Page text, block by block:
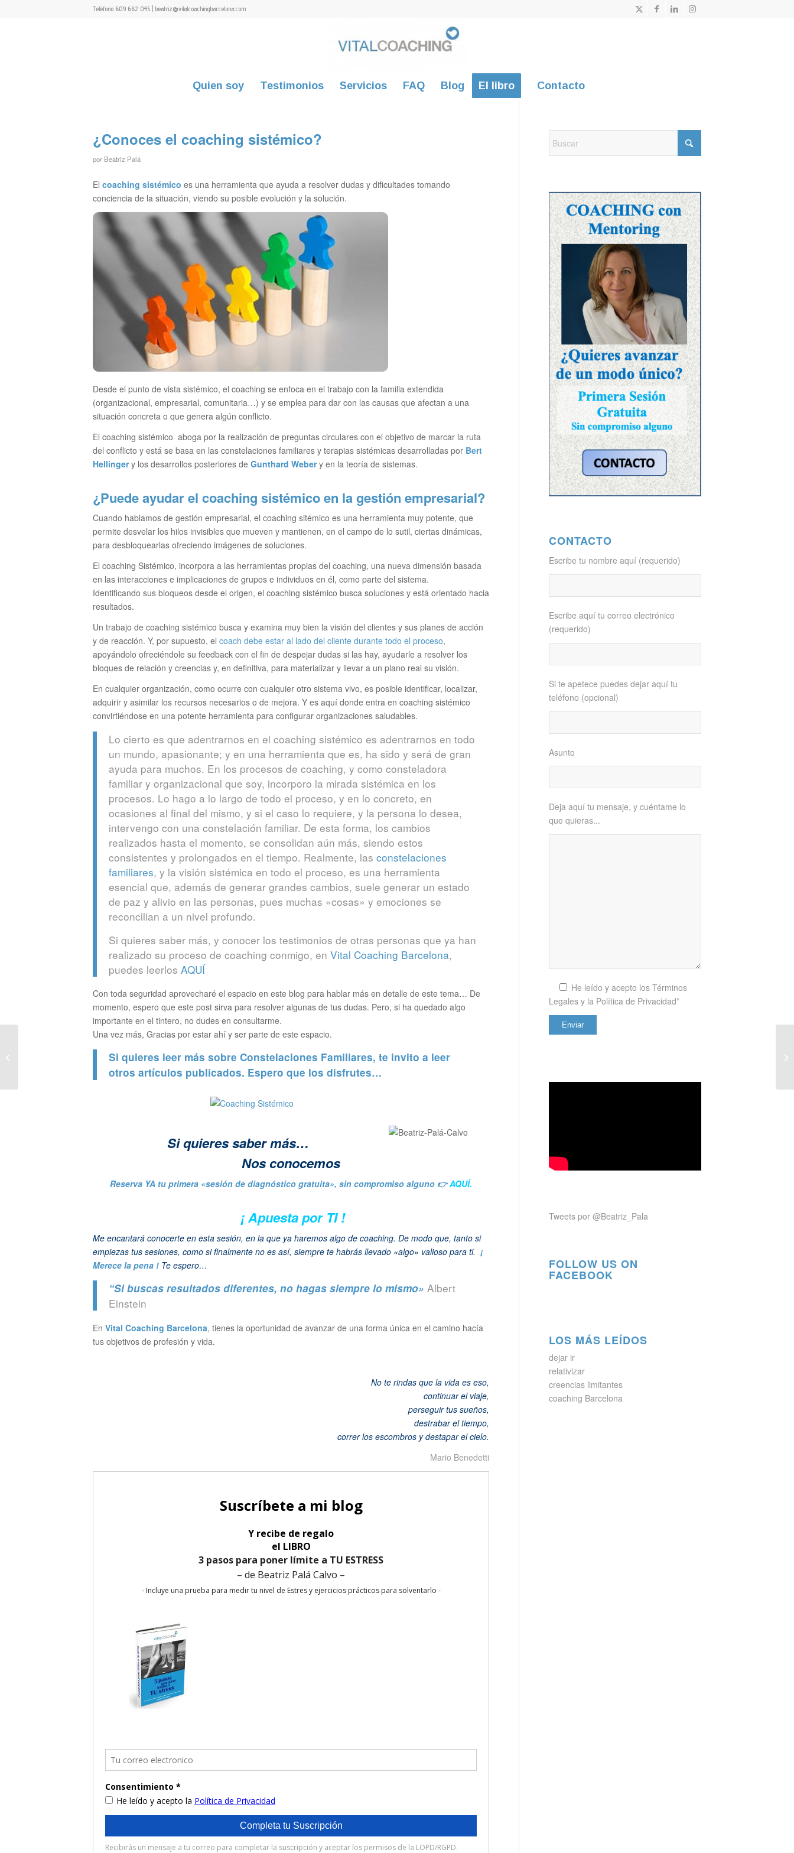
Teléfono 609 682 045 | beatriz@vitalcoachingbarcelona.com
Quien soy Testimonios Servicios FAQ Blog El libro Contacto
¿Conoces el coaching sistémico?
por Beatriz Palá
El coaching sistémico es una herramienta que ayuda a resolver dudas y dificultades tomando
conciencia de la situación, viendo su posible evolución y la solución.
Desde el punto de vista sistémico, el coaching se enfoca en el trabajo con la familia extendida
(organizacional, empresarial, comunitaria…) y se emplea para dar con las causas que afectan a una
situación concreta o que genera algún conflicto.
El coaching sistémico aboga por la realización de preguntas circulares con el objetivo de marcar la ruta
del conflicto y está se basa en las constelaciones familiares y terapias sistémicas desarrolladas por Bert
Hellingery los desarrollos posteriores de Gunthard Webery en la teoría de sistemas.
¿Puede ayudar el coaching sistémico en la gestión empresarial?
Cuando hablamos de gestión empresarial, el coaching sitémico es una herramienta muy potente, que
permite desvelar los hilos invisibles que mueven y mantienen, en el campo de lo sutil, ciertas dinámicas,
para desbloquearlas ofreciendo imágenes de soluciones.
El coaching Sistémico, incorpora a las herramientas propias del coaching, una nueva dimensión basada
en las interacciones e implicaciones de grupos e individuos en él, como parte del sistema.
Identificando sus bloqueos desde el origen, el coaching sistémico busca soluciones y está orientado hacia
resultados.
Un trabajo de coaching sistémico busca y examina muy bien la visión del clientes y sus planes de acción
y de reacción. Y, por supuesto, el coach debe estar al lado del cliente durante todo el proceso,
apoyándolo ofreciéndole su feedback con el fin de despejar dudas si las hay, ayudarle a resolver los
bloques de relación y creencias y, en definitiva, para materializar y llevar a un plano real su visión.
En cualquier organización, como ocurre con cualquier otro sistema vivo, es posible identificar, localizar,
adquirir y asimilar los recursos necesarios o de mejora. Y es aquí donde entra en coaching sistémico
convirtiéndose en una potente herramienta para configurar organizaciones saludables.
Lo cierto es que adentrarnos en el coaching sistémico es adentrarnos en todo
un mundo, apasionante; y en una herramienta que es, ha sido y será de gran
ayuda para muchos. En los procesos de coaching, y como consteladora
familiar y organizacional que soy, incorporo la mirada sistémica en los
procesos. Lo hago a lo largo de todo el proceso, y en lo concreto, en
ocasiones al final del mismo, y si el caso lo requiere, y la persona lo desea,
intervengo con una constelación familiar. De esta forma, los cambios
realizados hasta el momento, se consolidan aún más, siendo estos
consistentes y prolongados en el tiempo. Realmente, las constelaciones
familiares, y la visión sistémica en todo el proceso, es una herramienta
esencial que, además de generar grandes cambios, suele generar un estado
de paz y alivio en las personas, pues muchas «cosas» y emociones se
reconcilian a un nivel profundo.
Si quieres saber más, y conocer los testimonios de otras personas que ya han
realizado su proceso de coaching conmigo, en Vital Coaching Barcelona,
puedes leerlos AQUÍ
Con toda seguridad aprovecharé el espacio en este blog para hablar más en detalle de este tema… De
momento, espero que este post sirva para resolver algunas de tus dudas. Pero, si ha quedado algo
importante en el tintero, no dudes en consultarme.
Una vez más, Gracias por estar ahí y ser parte de este espacio.
Si quieres leer más sobre Constelaciones Familiares, te invito a leer
otros artículos publicados. Espero que los disfrutes…
Si quieres saber más…
Nos conocemos
Reserva YA tu primera «sesión de diagnóstico gratuita», sin compromiso alguno 👉AQUÍ.
¡ Apuesta por TI !
Me encantará conocerte en esta sesión, en la que ya haremos algo de coaching. De modo que, tanto si
empiezas tus sesiones, como si finalmente no es así, siempre te habrás llevado «algo» valioso para ti. ¡
Merece la pena ! Te espero…
“Si buscas resultados diferentes, no hagas siempre lo mismo» Albert
Einstein
En Vital Coaching Barcelona, tienes la oportunidad de avanzar de una forma única en el camino hacía
tus objetivos de profesión y vida.
No te rindas que la vida es eso,
continuar el viaje,
perseguir tus sueños,
destrabar el tiempo,
correr los escombros y destapar el cielo.
Mario Benedetti
CONTACTO
Escribe tu nombre aquí (requerido)
Escribe aquí tu correo electrónico
(requerido)
Si te apetece puedes dejar aquí tu
teléfono (opcional)
Asunto
Deja aquí tu mensaje, y cuéntame lo
que quieras...
He leído y acepto los Términos
Legales y la Política de Privacidad*
Tweets por @Beatriz_Pala
FOLLOW US ON
FACEBOOK
LOS MÁS LEÍDOS
dejar ir
relativizar
creencias limitantes
coaching Barcelona